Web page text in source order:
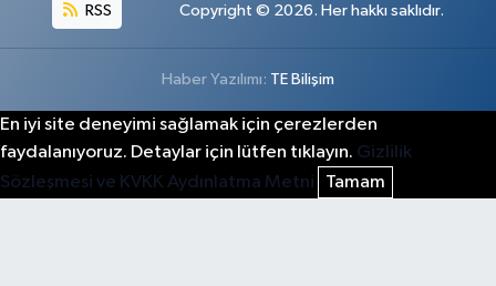
RSS Copyright © 2026. Her hakkı saklıdır.
Haber Yazılımı: TE Bilişim
En iyi site deneyimi sağlamak için çerezlerden
faydalanıyoruz. Detaylar için lütfen tıklayın. Gizlilik
Sözleşmesi ve KVKK Aydınlatma Metni
Tamam